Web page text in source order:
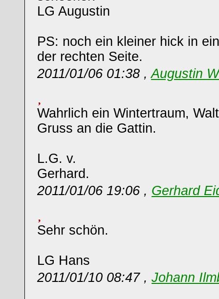
LG Augustin
PS: noch ein kleiner hick in
der rechten Seite.
2011/01/06 01:38 ,Augustin
Wahrlich ein Wintertraum,
Gruss an die Gattin.
L.G. v.
Gerhard.
2011/01/06 19:06 , Gerhard
Sehr schön.
LG Hans
2011/01/10 08:47 , Johann